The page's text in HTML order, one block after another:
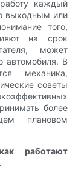
каждый
выходным или
того,
на срок
может
автомобиля. В
механика,
советы
более
плановом
работают